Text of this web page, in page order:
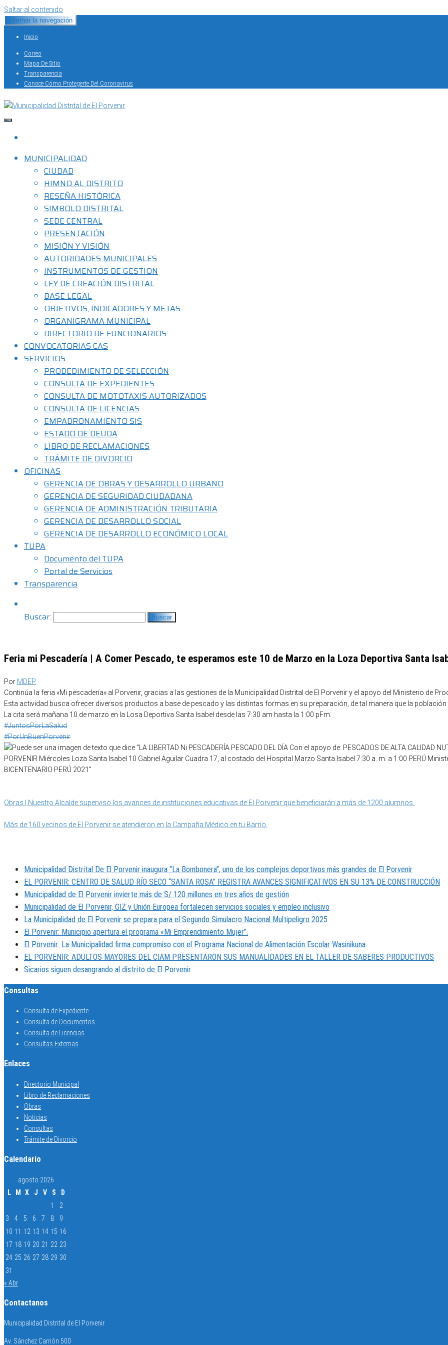
Saltar al contenido
Alternar la navegación
Inicio
Correo
Mapa De Sitio
Transparencia
Conoce Cómo Protegerte Del Coronavirus
Capital del Calzado Peruano
MUNICIPALIDAD
CIUDAD
HIMNO AL DISTRITO
RESEÑA HISTÓRICA
SIMBOLO DISTRITAL
SEDE CENTRAL
PRESENTACIÓN
MISIÓN Y VISIÓN
AUTORIDADES MUNICIPALES
INSTRUMENTOS DE GESTION
LEY DE CREACIÓN DISTRITAL
BASE LEGAL
OBJETIVOS, INDICADORES Y METAS
ORGANIGRAMA MUNICIPAL
DIRECTORIO DE FUNCIONARIOS
CONVOCATORIAS CAS
SERVICIOS
PRODEDIMIENTO DE SELECCIÓN
CONSULTA DE EXPEDIENTES
CONSULTA DE MOTOTAXIS AUTORIZADOS
CONSULTA DE LICENCIAS
EMPADRONAMIENTO SIS
ESTADO DE DEUDA
LIBRO DE RECLAMACIONES
TRÁMITE DE DIVORCIO
OFICINAS
GERENCIA DE OBRAS Y DESARROLLO URBANO
GERENCIA DE SEGURIDAD CIUDADANA
GERENCIA DE ADMINISTRACIÓN TRIBUTARIA
GERENCIA DE DESARROLLO SOCIAL
GERENCIA DE DESARROLLO ECONÓMICO LOCAL
TUPA
Documento del TUPA
Portal de Servicios
Transparencia
Buscar:
Feria mi Pescadería | A Comer Pescado, te esperamos este 10 de Marzo en la Loza Deportiva Santa
Por MDEP
Continúa la feria «Mi pescadería» al Porvenir, gracias a las gestiones de la Municipalidad Distrital de El Porvenir y el apoyo del Ministerio de
Esta actividad busca ofrecer diversos productos a base de pescado y las distintas formas en su preparación, de tal manera que la
La cita será mañana 10 de marzo en la Losa Deportiva Santa Isabel desde las 7:30 am hasta la 1:00 pFm.
#JuntosPorLaSalud
#PorUnBuenPorvenir
Obras | Nuestro Alcalde superviso los avances de instituciones educativas de El Porvenir que beneficiarán a más de 1200 alumnos.
Más de 160 vecinos de El Porvenir se atendieron en la Campaña Médico en tu Barrio.
Municipalidad Distrital De El Porvenir inaugura “La Bombonera”, uno de los complejos deportivos más grandes de El Porvenir
EL PORVENIR: CENTRO DE SALUD RÍO SECO “SANTA ROSA” REGISTRA AVANCES SIGNIFICATIVOS EN SU 13% DE CONSTRUCCIÓN
Municipalidad de El Porvenir invierte más de S/ 120 millones en tres años de gestión
Municipalidad de El Porvenir, GIZ y Unión Europea fortalecen servicios sociales y empleo inclusivo
La Municipalidad de El Porvenir se prepara para el Segundo Simulacro Nacional Multipeligro 2025
El Porvenir: Municipio apertura el programa «Mi Emprendimiento Mujer”.
El Porvenir: La Municipalidad firma compromiso con el Programa Nacional de Alimentación Escolar Wasinikuna.
EL PORVENIR: ADULTOS MAYORES DEL CIAM PRESENTARON SUS MANUALIDADES EN EL TALLER DE SABERES PRODUCTIVOS
Sicarios siguen desangrando al distrito de El Porvenir
Consultas
Consulta de Expediente
Consulta de Documentos
Consulta de Licencias
Consultas Externas
Enlaces
Directorio Municipal
Libro de Reclamaciones
Obras
Noticias
Consultas
Trámite de Divorcio
Calendario
agosto 2026
L
M X J V S
D
1
2
3
4 5 6 7 8
9
10 11 12 13 14 15 16
17 18 19 20 21 22 23
24 25 26 27 28 29 30
31
« Abr
Contactanos
Municipalidad Distrital de El Porvenir
Av. Sánchez Carrión 500